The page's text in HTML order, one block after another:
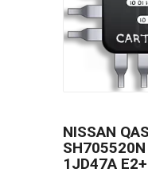
NISSAN
1JD47A